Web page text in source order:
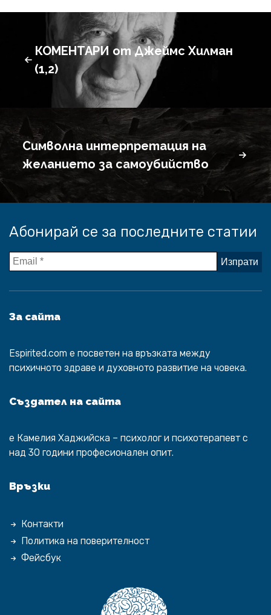
КОМЕНТАРИ от Джеймс Хилман
(1,2)
Символна интерпретация на
желанието за самоубийство
Абонирай се за последните статии
За сайта
Espirited.com e посветен на връзката между
психичното здраве и духовното развитие на човека.
Създател на сайта
е Камелия Хаджийска – психолог и психотерапевт с
над 30 години професионален опит.
Връзки
Контакти
Политика на поверителност
Фейсбук